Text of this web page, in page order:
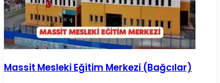
Massit Mesleki Eğitim Merkezi (Bağcılar)